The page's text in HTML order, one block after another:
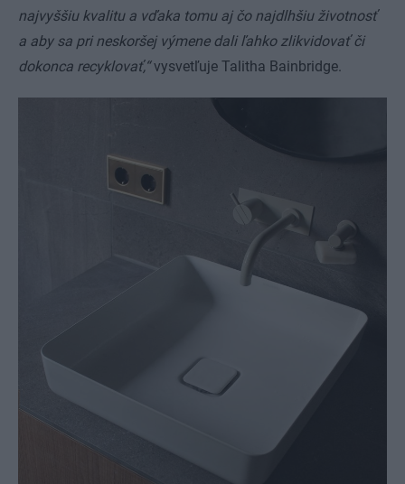
najvyššiu kvalitu a vďaka tomu aj čo najdlhšiu životnosť
a aby sa pri neskoršej výmene dali ľahko zlikvidovať či
dokonca recyklovať,“vysvetľuje Talitha Bainbridge.